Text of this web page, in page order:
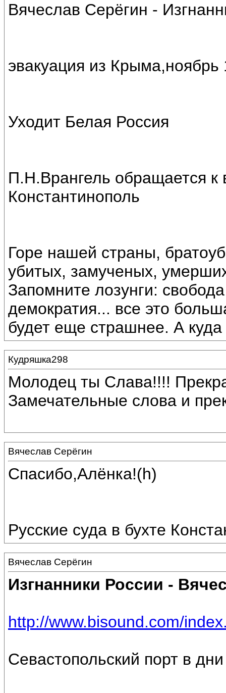
Вячеслав Серёгин -
эвакуация из Крыма,ноябрь
Уходит Белая Россия
П.Н.Врангель обращается к
Константинополь
Горе нашей страны,
убитых, замученых,
Запомните лозунги:
демократия... все это
будет еще страшнее. А куда
Кудряшка298
Молодец ты Слава!!!!
Замечательные слова и
Вячеслав Серёгин
Спасибо,Алёнка!(h)
Русские суда в бухте
Вячеслав Серёгин
Изгнанники России -
http://www.bisound.com/
Севастопольский порт в